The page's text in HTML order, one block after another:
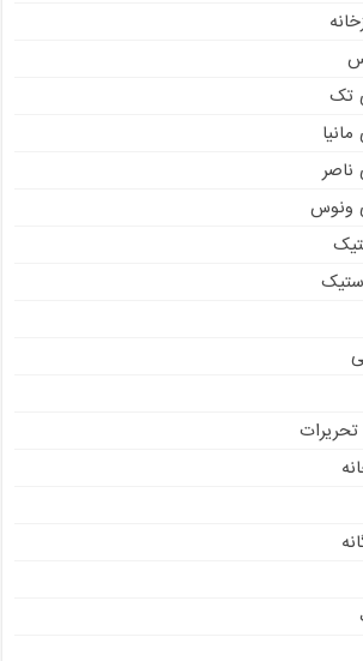
تک
ونوس
تحریرات